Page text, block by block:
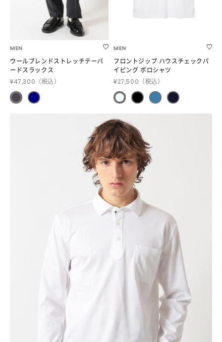
MEN
ウールブレンドストレッチテーパ
ードスラックス
¥47,300 （税込）
MEN
フロントジップ ハウスチェックパ
イピング ポロシャツ
¥27,500 （税込）